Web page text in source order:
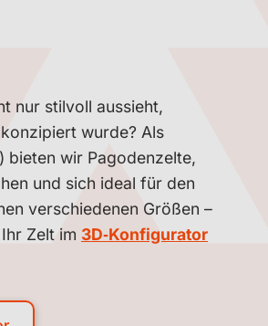
nur stilvoll aussieht,
wurde? Als
bieten wir Pagodenzelte,
und sich ideal für den
verschiedenen Größen –
Zelt im 3D‑Konfigurator